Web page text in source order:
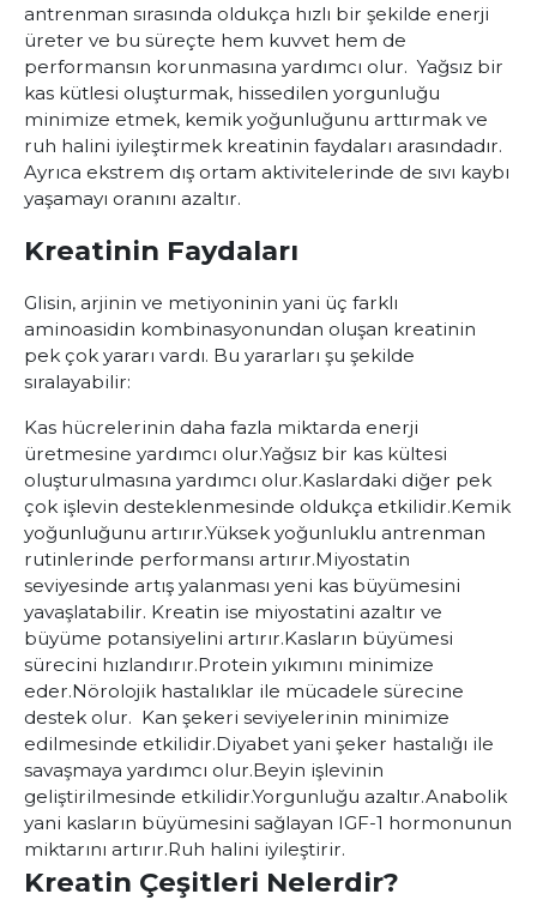
antrenman sırasında oldukça hızlı bir şekilde enerji
üreter ve bu süreçte hem kuvvet hem de
performansın korunmasına yardımcı olur. Yağsız bir
kas kütlesi oluşturmak, hissedilen yorgunluğu
minimize etmek, kemik yoğunluğunu arttırmak ve
ruh halini iyileştirmek kreatinin faydaları arasındadır.
Ayrıca ekstrem dış ortam aktivitelerinde de sıvı kaybı
yaşamayı oranını azaltır.
Kreatinin Faydaları
Glisin, arjinin ve metiyoninin yani üç farklı
aminoasidin kombinasyonundan oluşan kreatinin
pek çok yararı vardı. Bu yararları şu şekilde
sıralayabilir:
Kas hücrelerinin daha fazla miktarda enerji
üretmesine yardımcı olur.Yağsız bir kas kültesi
oluşturulmasına yardımcı olur.Kaslardaki diğer pek
çok işlevin desteklenmesinde oldukça etkilidir.Kemik
yoğunluğunu artırır.Yüksek yoğunluklu antrenman
rutinlerinde performansı artırır.Miyostatin
seviyesinde artış yalanması yeni kas büyümesini
yavaşlatabilir. Kreatin ise miyostatini azaltır ve
büyüme potansiyelini artırır.Kasların büyümesi
sürecini hızlandırır.Protein yıkımını minimize
eder.Nörolojik hastalıklar ile mücadele sürecine
destek olur. Kan şekeri seviyelerinin minimize
edilmesinde etkilidir.Diyabet yani şeker hastalığı ile
savaşmaya yardımcı olur.Beyin işlevinin
geliştirilmesinde etkilidir.Yorgunluğu azaltır.Anabolik
yani kasların büyümesini sağlayan IGF-1 hormonunun
miktarını artırır.Ruh halini iyileştirir.
Kreatin Çeşitleri Nelerdir?